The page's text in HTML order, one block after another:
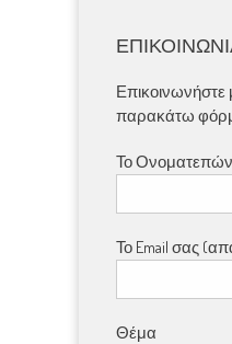
Επικοινωνήστε
παρακάτω
Το
Το Email σας
Θέμα